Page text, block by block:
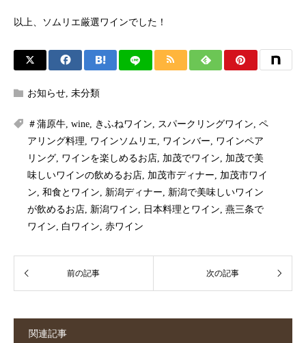
以上、ソムリエ厳選ワインでした！
お知らせ, 未分類
＃蒲原牛, wine, きふねワイン, スパークリングワイン, ペ
アリング料理, ワインソムリエ, ワインバー, ワインペア
リング, ワインを楽しめるお店, 加茂でワイン, 加茂で美
味しいワインの飲めるお店, 加茂市ディナー, 加茂市ワイ
ン, 和食とワイン, 新潟ディナー, 新潟で美味しいワイン
が飲めるお店, 新潟ワイン, 日本料理とワイン, 燕三条で
ワイン, 白ワイン, 赤ワイン
関連記事